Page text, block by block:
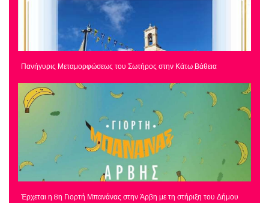
Πανήγυρις Μεταμορφώσεως του Σωτήρος στην Κάτω Βάθεια
Έρχεται η 8η Γιορτή Μπανάνας στην Άρβη με τη στήριξη του Δήμου